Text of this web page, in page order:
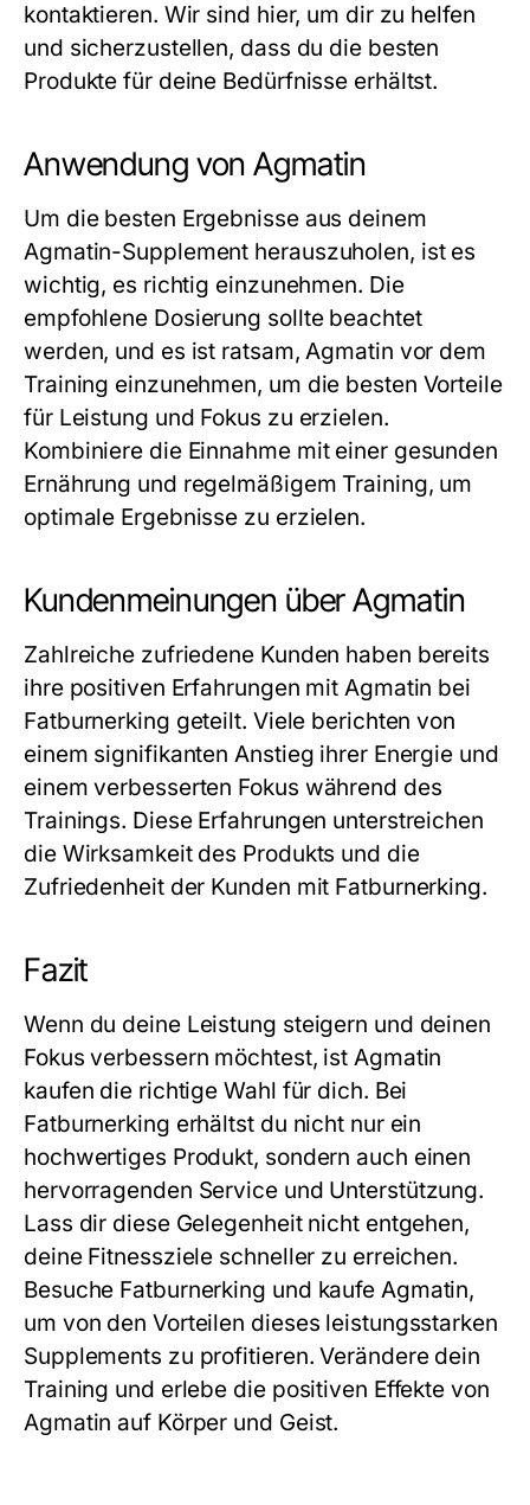
kontaktieren. Wir sind hier, um dir zu helfen
und sicherzustellen, dass du die besten
Produkte für deine Bedürfnisse erhältst.
Anwendung von Agmatin
Um die besten Ergebnisse aus deinem
Agmatin-Supplement herauszuholen, ist es
wichtig, es richtig einzunehmen. Die
empfohlene Dosierung sollte beachtet
werden, und es ist ratsam, Agmatin vor dem
Training einzunehmen, um die besten Vorteile
für Leistung und Fokus zu erzielen.
Kombiniere die Einnahme mit einer gesunden
Ernährung und regelmäßigem Training, um
optimale Ergebnisse zu erzielen.
Kundenmeinungen über Agmatin
Zahlreiche zufriedene Kunden haben bereits
ihre positiven Erfahrungen mitAgmatin bei
Fatburnerking geteilt. Viele berichten von
einem signifikanten Anstieg ihrer Energie und
einem verbesserten Fokus während des
Trainings. Diese Erfahrungen unterstreichen
die Wirksamkeit des Produkts und die
Zufriedenheit der Kunden mit Fatburnerking.
Fazit
Wenn du deine Leistung steigern und deinen
Fokus verbessern möchtest, istAgmatin
kaufen die richtige Wahl für dich. Bei
Fatburnerking erhältst du nicht nur ein
hochwertiges Produkt, sondern auch einen
hervorragenden Service und Unterstützung.
Lass dir diese Gelegenheit nicht entgehen,
deine Fitnessziele schneller zu erreichen.
Besuche Fatburnerking und kaufe Agmatin,
um von den Vorteilen dieses leistungsstarken
Supplements zu profitieren. Verändere dein
Training und erlebe die positiven Effekte von
Agmatin auf Körper und Geist.